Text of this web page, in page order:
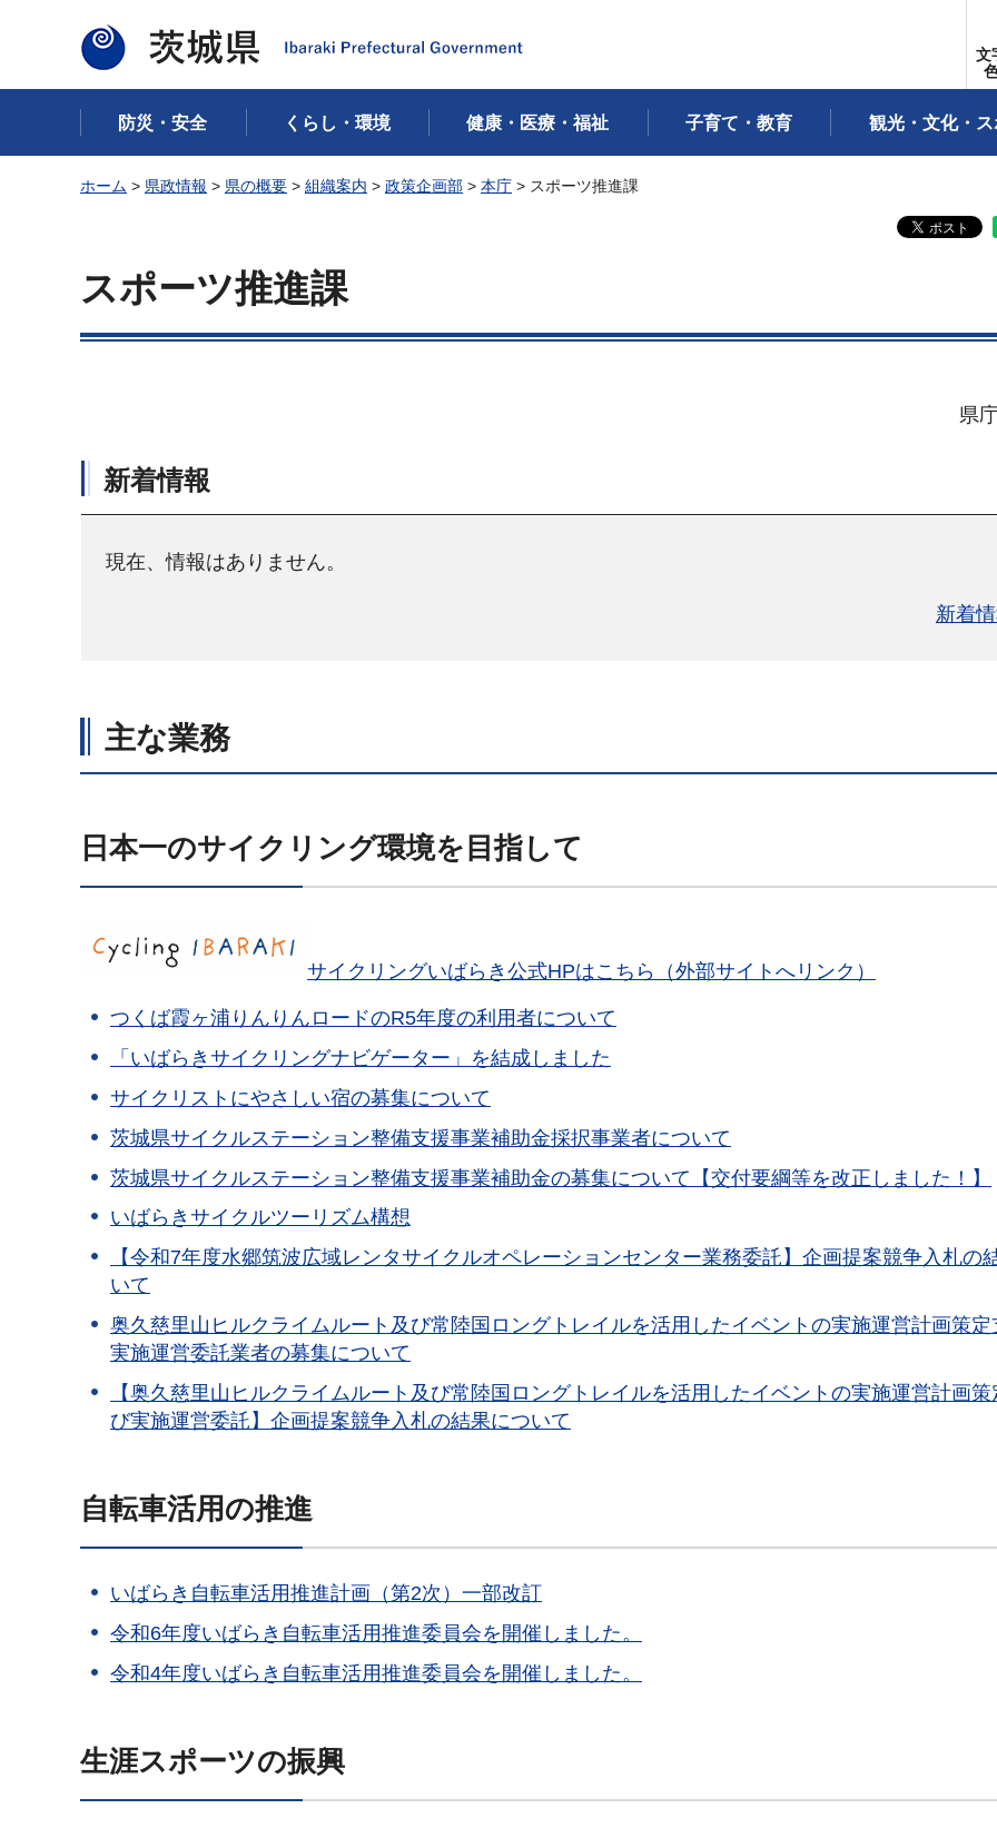
茨城県
文
防災・安全 くらし・環境 健康・医療・福祉 子育て・教育 観光・文化・
ホーム > 県政情報 > 県の概要 > 組織案内 > 政策企画部 > 本庁 > スポーツ推進課
スポーツ推進課
県
新着情報
現在、情報はありません。
新着
主な業務
日本一のサイクリング環境を目指して
サイクリングいばらき公式HPはこちら（外部サイトへリンク）
つくば霞ヶ浦りんりんロードのR5年度の利用者について
「いばらきサイクリングナビゲーター」を結成しました
サイクリストにやさしい宿の募集について
茨城県サイクルステーション整備支援事業補助金採択事業者について
茨城県サイクルステーション整備支援事業補助金の募集について【交付要綱等を改正しました！】
いばらきサイクルツーリズム構想
【令和7年度水郷筑波広域レンタサイクルオペレーションセンター業務委託】企画提案競争入札の
いて
奥久慈里山ヒルクライムルート及び常陸国ロングトレイルを活用したイベントの実施運営計画策定
実施運営委託業者の募集について
【奥久慈里山ヒルクライムルート及び常陸国ロングトレイルを活用したイベントの実施運営計画
び実施運営委託】企画提案競争入札の結果について
自転車活用の推進
いばらき自転車活用推進計画（第2次）一部改訂
令和6年度いばらき自転車活用推進委員会を開催しました。
令和4年度いばらき自転車活用推進委員会を開催しました。
生涯スポーツの振興